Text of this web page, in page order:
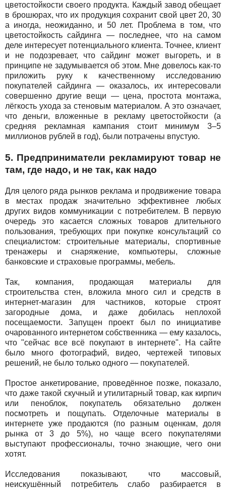
цветостойкости своего продукта. Каждый завод обещает
в брошюрах, что их продукция сохранит свой цвет 20, 30
а иногда, неожиданно, и 50 лет. Проблема в том, что
цветостойкость сайдинга — последнее, что на самом
деле интересует потенциального клиента. Точнее, клиент
и не подозревает, что сайдинг может выгореть, и в
принципе не задумывается об этом. Мне довелось как-то
приложить руку к качественному исследованию
покупателей сайдинга — оказалось, их интересовали
совершенно другие вещи — цена, простота монтажа,
лёгкость ухода за стеновым материалом. А это означает,
что деньги, вложенные в рекламу цветостойкости (а
средняя рекламная кампания стоит минимум 3–5
миллионов рублей в год), были потрачены впустую.
5. Предприниматели рекламируют товар не
там, где надо, и не так, как надо
Для целого ряда рынков реклама и продвижение товара
в местах продаж значительно эффективнее любых
других видов коммуникации с потребителем. В первую
очередь это касается сложных товаров длительного
пользования, требующих при покупке консультаций со
специалистом: строительные материалы, спортивные
тренажеры и снаряжение, компьютеры, сложные
банковские и страховые программы, мебель.
Так, компания, продающая материалы для
строительства стен, вложила много сил и средств в
интернет-магазин для частников, которые строят
загородные дома, и даже добилась неплохой
посещаемости. Запущен проект был по инициативе
очарованного интернетом собственника — ему казалось,
что "сейчас все всё покупают в интернете". На сайте
было много фотографий, видео, чертежей типовых
решений, не было только одного — покупателей.
Простое анкетирование, проведённое позже, показало,
что даже такой скучный и утилитарный товар, как кирпич
или пеноблок, покупатель обязательно должен
посмотреть и пощупать. Отделочные материалы в
интернете уже продаются (по разным оценкам, доля
рынка от 3 до 5%), но чаще всего покупателями
выступают профессионалы, точно знающие, чего они
хотят.
Исследования показывают, что массовый,
неискушённый потребитель слабо разбирается в